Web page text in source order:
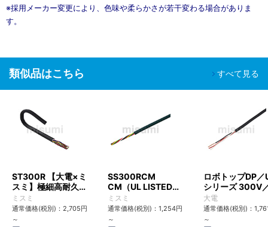
※採用メーカー変更により、色味や柔らかさが若干変わる場合がありま
す。
類似品はこちら すべて見る
ST300R 【大電×ミ
スミ】極細高耐久ロ
ボットケーブル（シ
ールド無・有）
ミスミ
通常価格(税別)： 2,705円
～
SS300RCM
CM（UL LISTED規
格・NEPA対応） 小
径
ミスミ
通常価格(税別)： 1,254円
～
ロボトップDP／
シリーズ 300V
UL2517
大電
通常価格(税別)：
～